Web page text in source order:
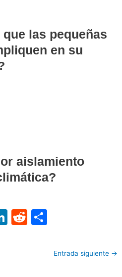
las pequeñas
en su
aislamiento
Li R
m
Entrada siguiente →